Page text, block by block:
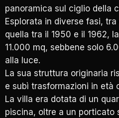
panoramica sul ciglio della
Esplorata in diverse fasi,
quella tra il 1950 e il 1962,
11.000 mq, sebbene solo
alla luce.
La sua struttura originaria
e subì trasformazioni in età
La villa era dotata di un
piscina, oltre a un porticato